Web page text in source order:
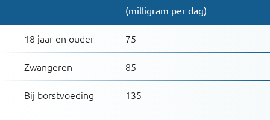
(milligram per dag)
18 jaar en ouder 75
Zwangeren 85
Bij borstvoeding 135